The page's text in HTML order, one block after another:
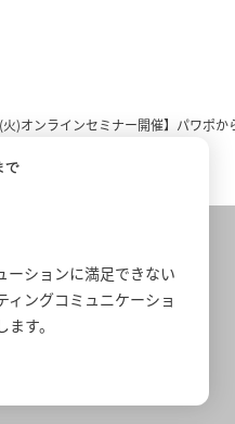
(火)オンラインセミナー開催】パワポ
で
ーションに満足できない
ングコミュニケーショ
す。